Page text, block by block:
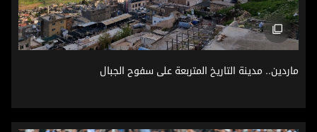
ماردين.. مدينة التاريخ المتربعة على سفوح الجبال
ماردين.. مدينة التاريخ المتربعة على سفوح الجبال